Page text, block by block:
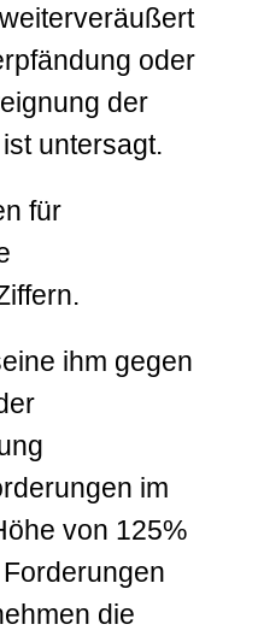
oder
der
untersagt.
für
ihm gegen
im
von 125%
die